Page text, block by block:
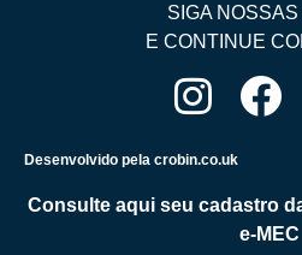
SIGA
E CONTINUE
Desenvolvido pela crobin.co.uk
Consulte aqui seu cadastro
e-MEC